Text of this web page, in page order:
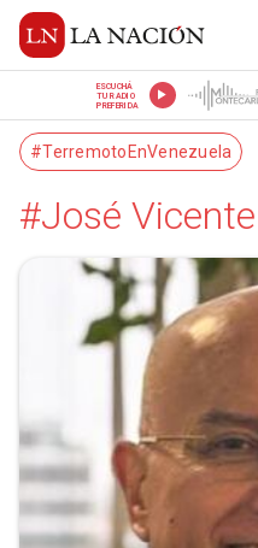
ESCUCHÁ
TU RADIO
PREFERIDA
#TerremotoEnVenezuela
#José